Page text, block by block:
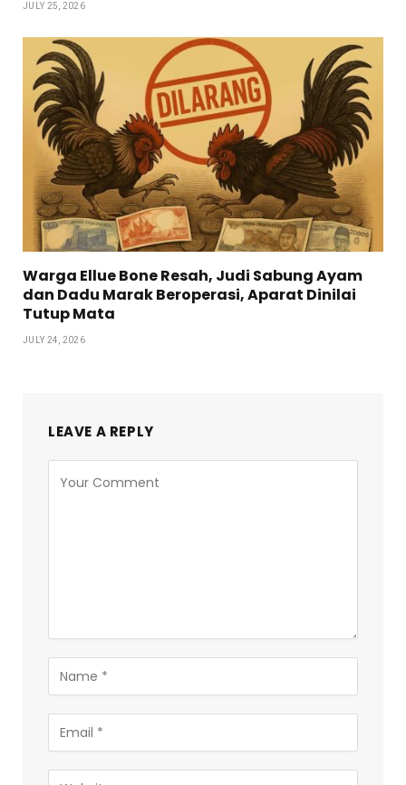
JULY 25, 2026
Warga Ellue Bone Resah, Judi Sabung Ayam
dan Dadu Marak Beroperasi, Aparat Dinilai
Tutup Mata
JULY 24, 2026
LEAVE A REPLY